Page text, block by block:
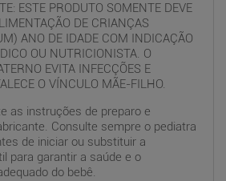
ESTE PRODUTO SOMENTE DEVE
DE CRIANÇAS
ANO DE IDADE COM INDICAÇÃO
OU NUTRICIONISTA. O
EVITA INFECÇÕES E
O VÍNCULO MÃE-FILHO.
as instruções de preparo e
Consulte sempre o pediatra
de iniciar ou substituir a
para garantir a saúde e o
do bebê.